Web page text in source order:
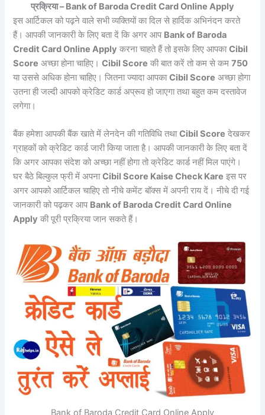
प्रक्रिया – Bank of Baroda Credit Card Online Apply
इस आर्टिकल को पढ़ने वाले सभी व्यक्तियों का दिल से हार्दिक अभिनंदन करते
हैं। आपकी जानकारी के लिए बता दें कि अगर आप Bank of Baroda
Credit Card Online Apply करना चाहते हैं तो इसके लिए आपकाCibil
Score अच्छा होना चाहिए।Cibil Score की बात करें तो कम से कम750
या उससे अधिक होना चाहिए। जितना ज्यादा आपकाCibil Score अच्छा होगा
उतना ही जल्दी आपको क्रेडिट कार्ड अप्रूव हो जाएगा तथा बहुत कम दस्तावेज
लगेगा।
बैंक हमेशा आपकी बैंक खाते में लेनदेन की गतिविधि तथाCibil Score देखकर
ग्राहकों को क्रेडिट कार्ड जारी किया जाता है। आपकी जानकारी के लिए बता दें
कि अगर आपका संदेश को अच्छा नहीं होगा तो क्रेडिट कार्ड नहीं मिल पाएंगे।
घर बैठे बिल्कुल फ्री में अपनाCibil Score Kaise Check Kare इस पर
अगर आपको आर्टिकल चाहिए तो नीचे कमेंट बॉक्स में अपनी राय दें। नीचे दी गई
जानकारी को पढ़कर आप Bank of Baroda Credit Card Online
Apply की पूरी प्रक्रिया जान सकते हैं।
Bank of Baroda Credit Card Online Apply